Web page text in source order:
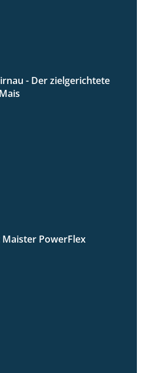
9:27
- Der zielgerichtete
PowerFlex